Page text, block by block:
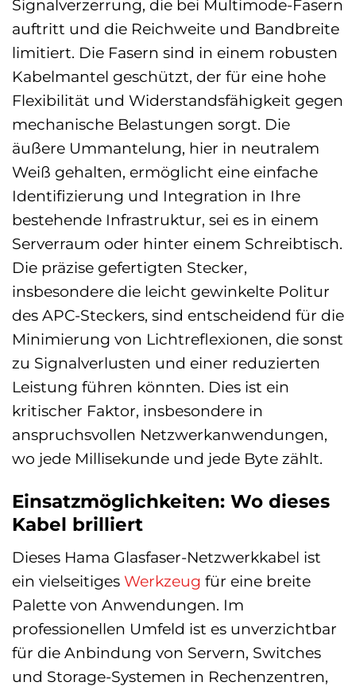
Signalverzerrung, die bei Multimode-Fasern
auftritt und die Reichweite und Bandbreite
limitiert. Die Fasern sind in einem robusten
Kabelmantel geschützt, der für eine hohe
Flexibilität und Widerstandsfähigkeit gegen
mechanische Belastungen sorgt. Die
äußere Ummantelung, hier in neutralem
Weiß gehalten, ermöglicht eine einfache
Identifizierung und Integration in Ihre
bestehende Infrastruktur, sei es in einem
Serverraum oder hinter einem Schreibtisch.
Die präzise gefertigten Stecker,
insbesondere die leicht gewinkelte Politur
des APC-Steckers, sind entscheidend für die
Minimierung von Lichtreflexionen, die sonst
zu Signalverlusten und einer reduzierten
Leistung führen könnten. Dies ist ein
kritischer Faktor, insbesondere in
anspruchsvollen Netzwerkanwendungen,
wo jede Millisekunde und jede Byte zählt.
Einsatzmöglichkeiten: Wo dieses
Kabel brilliert
Dieses Hama Glasfaser-Netzwerkkabel ist
ein vielseitiges Werkzeug für eine breite
Palette von Anwendungen. Im
professionellen Umfeld ist es unverzichtbar
für die Anbindung von Servern, Switches
und Storage-Systemen in Rechenzentren,